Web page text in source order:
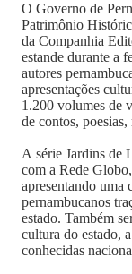
O Governo de
Patrimônio
da Companhia
estande durante a
autores
apresentações
1.200 volumes de
de contos,
A série Jardins de
com a Rede
apresentando uma
pernambucanos
estado. Também
cultura do estado,
conhecidas